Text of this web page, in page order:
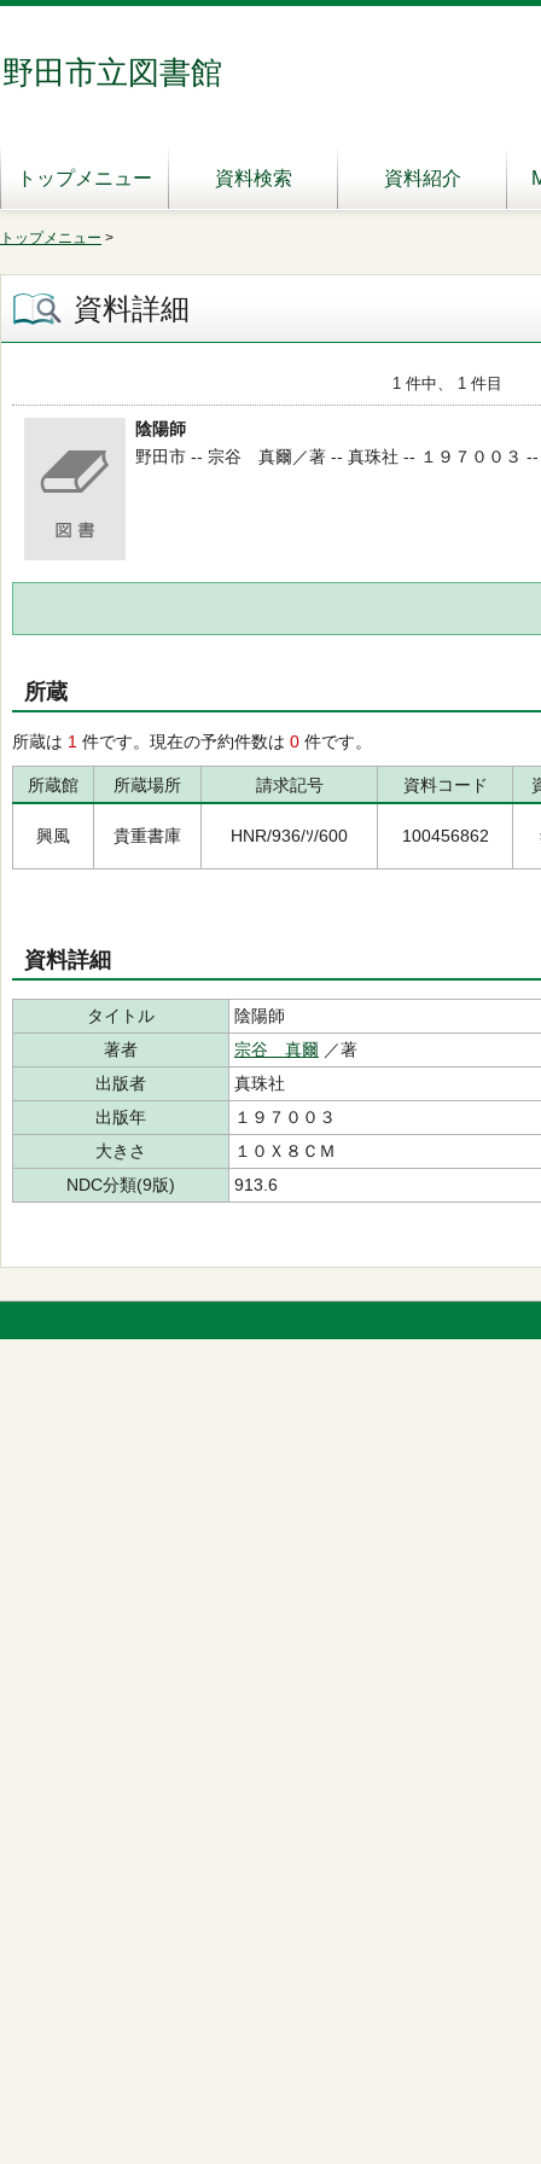
野田市立図書館
トップメニュー 資料検索 資料紹介
トップメニュー >
資料詳細
1 件中、 1 件目
陰陽師
野田市 -- 宗谷 真爾／著 -- 真珠社 -- １９７００３
所蔵
所蔵は 1 件です。現在の予約件数は 0 件です。
所蔵館 所蔵場所 請求記号 資料コード
興風 貴重書庫 HNR/936/ｿ/600 100456862
資料詳細
タイトル
陰陽師
著者
宗谷 真爾 ／著
出版者
真珠社
出版年
１９７００３
大きさ
１０Ｘ８ＣＭ
NDC分類(9版)
913.6